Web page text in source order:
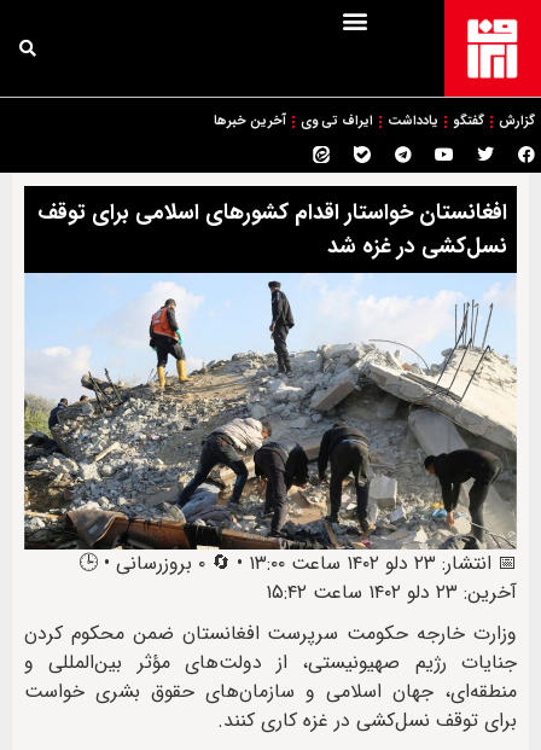
گزارش گفتگو یادداشت ایراف تی وی آخرین خبرها
افغانستان خواستار اقدام کشورهای اسلامی برای توقف
نسل‌کشی در غزه شد
📅 انتشار: ۲۳ دلو ۱۴۰۲ ساعت ۱۳:۰۰ • 🔄 ۰ بروزرسانی • 🕒
آخرین: ۲۳ دلو ۱۴۰۲ ساعت ۱۵:۴۲
وزارت خارجه حکومت سرپرست افغانستان ضمن محکوم کردن
جنایات رژیم صهیونیستی، از دولت‌های مؤثر بین‌المللی و
منطقه‌ای، جهان اسلامی و سازمان‌های حقوق بشری خواست
برای توقف نسل‌کشی در غزه کاری کنند.